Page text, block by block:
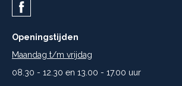
Openingstijden
Maandag t/m vrijdag
08.30 - 12.30 en 13.00 - 17.00 uur